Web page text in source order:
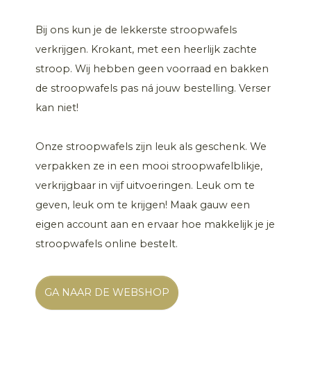
Bij ons kun je de lekkerste stroopwafels
verkrijgen. Krokant, met een heerlijk zachte
stroop. Wij hebben geen voorraad en bakken
de stroopwafels pas ná jouw bestelling. Verser
kan niet!
Onze stroopwafels zijn leuk als geschenk. We
verpakken ze in een mooi stroopwafelblikje,
verkrijgbaar in vijf uitvoeringen. Leuk om te
geven, leuk om te krijgen! Maak gauw een
eigen account aan en ervaar hoe makkelijk je je
stroopwafels online bestelt.
GA NAAR DE WEBSHOP